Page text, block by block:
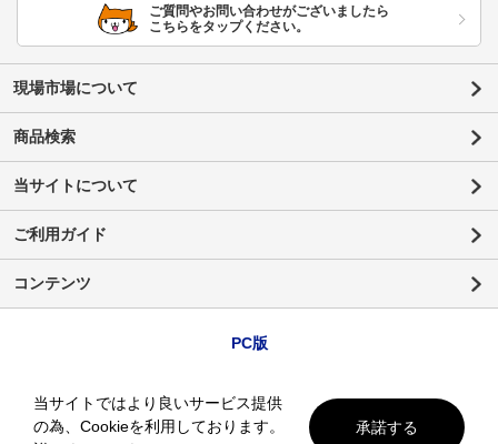
ご質問やお問い合わせがございましたら
こちらをタップください。
現場市場について
商品検索
当サイトについて
ご利用ガイド
コンテンツ
PC版
当サイトではより良いサービス提供
の為、Cookieを利用しております。
承諾する